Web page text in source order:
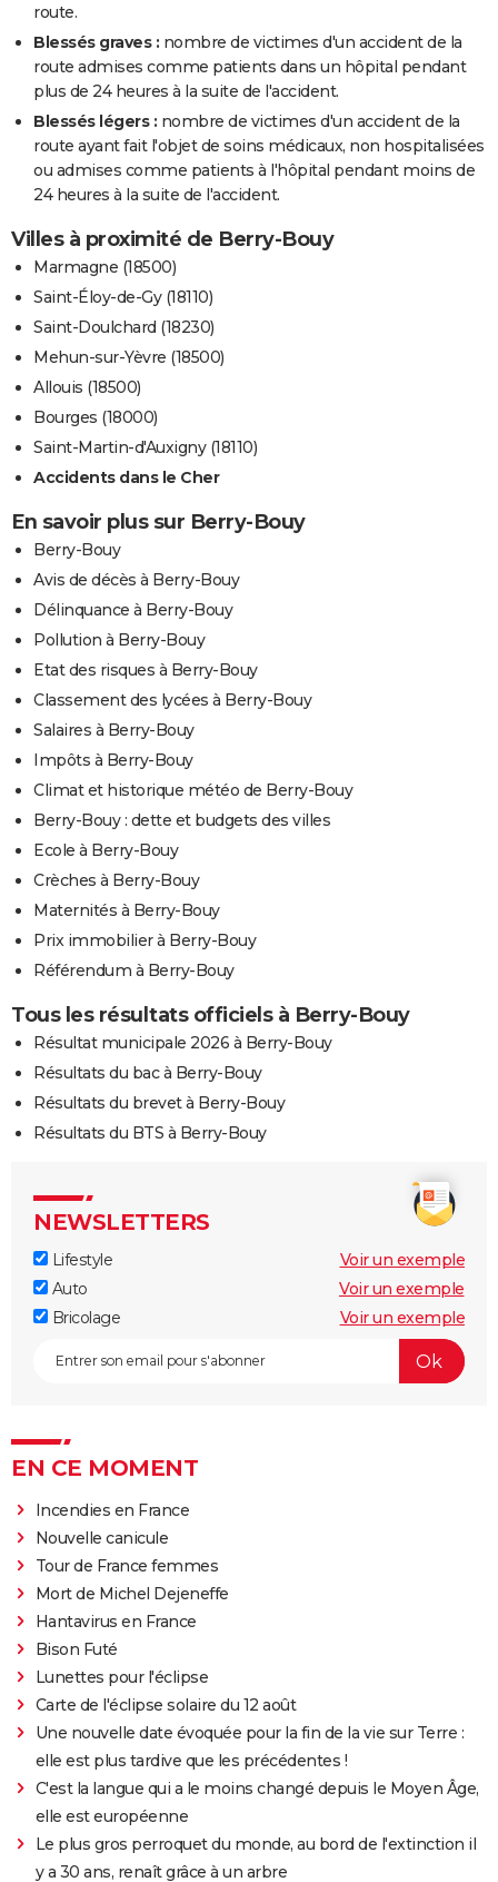
route.
Blessés graves : nombre de victimes d'un accident de la
route admises comme patients dans un hôpital pendant
plus de 24 heures à la suite de l'accident.
Blessés légers : nombre de victimes d'un accident de la
route ayant fait l'objet de soins médicaux, non hospitalisées
ou admises comme patients à l'hôpital pendant moins de
24 heures à la suite de l'accident.
Villes à proximité de Berry-Bouy
Marmagne (18500)
Saint-Éloy-de-Gy (18110)
Saint-Doulchard (18230)
Mehun-sur-Yèvre (18500)
Allouis (18500)
Bourges (18000)
Saint-Martin-d'Auxigny (18110)
Accidents dans le Cher
En savoir plus sur Berry-Bouy
Berry-Bouy
Avis de décès à Berry-Bouy
Délinquance à Berry-Bouy
Pollution à Berry-Bouy
Etat des risques à Berry-Bouy
Classement des lycées à Berry-Bouy
Salaires à Berry-Bouy
Impôts à Berry-Bouy
Climat et historique météo de Berry-Bouy
Berry-Bouy : dette et budgets des villes
Ecole à Berry-Bouy
Crèches à Berry-Bouy
Maternités à Berry-Bouy
Prix immobilier à Berry-Bouy
Référendum à Berry-Bouy
Tous les résultats officiels à Berry-Bouy
Résultat municipale 2026 à Berry-Bouy
Résultats du bac à Berry-Bouy
Résultats du brevet à Berry-Bouy
Résultats du BTS à Berry-Bouy
NEWSLETTERS
Lifestyle
Voir un exemple
Auto
Voir un exemple
Bricolage
Voir un exemple
EN CE MOMENT
Incendies en France
Nouvelle canicule
Tour de France femmes
Mort de Michel Dejeneffe
Hantavirus en France
Bison Futé
Lunettes pour l'éclipse
Carte de l'éclipse solaire du 12 août
Une nouvelle date évoquée pour la fin de la vie sur Terre :
elle est plus tardive que les précédentes !
C'est la langue qui a le moins changé depuis le Moyen Âge,
elle est européenne
Le plus gros perroquet du monde, au bord de l'extinction il
y a 30 ans, renaît grâce à un arbre